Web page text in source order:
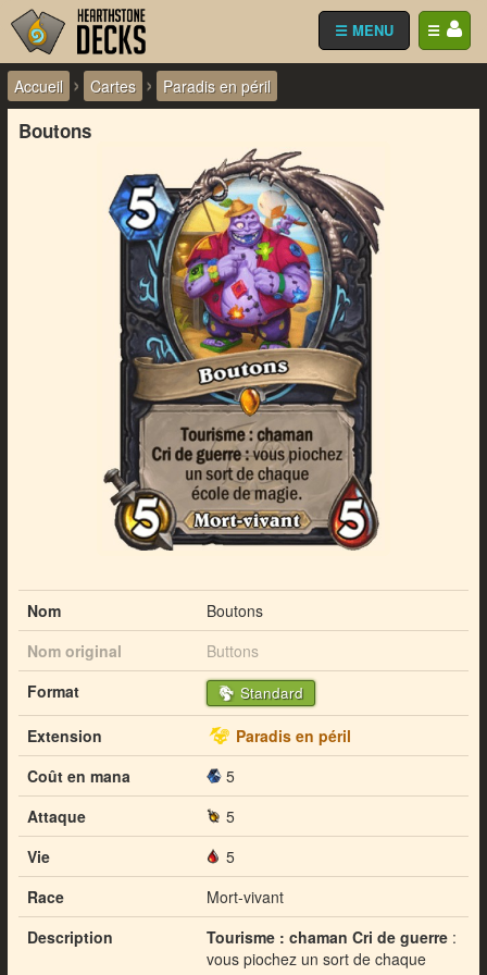
☰
☰ MENU
Accueil › Cartes › Paradis en péril
Boutons
Nom
Boutons
Nom original
Buttons
Format
Standard
Extension
Paradis en péril
Coût en mana
5
Attaque
5
Vie
5
Race
Mort-vivant
Description
Tourisme : chaman Cri de guerre:
vous piochez un sort de chaque